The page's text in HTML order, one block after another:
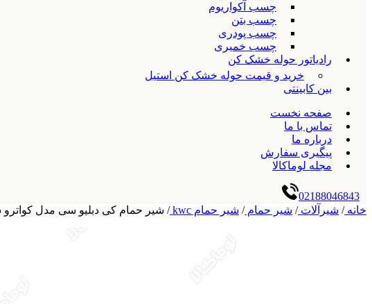
چسب آکواریوم
چسب بتن
چسب پودری
چسب خمیری
رادیاتور حوله خشک کن
خرید و قیمت حوله خشک کن استیل
بین کابینتی
صفحه نخست
تماس با ما
درباره ما
پیگیری سفارش
مجله لوماکالا
02188046843
خانه/ شیرآلات/ شیر حمام/ شیر حمام kwc / شیر حمام کی دبلیو سی مدل کواترو